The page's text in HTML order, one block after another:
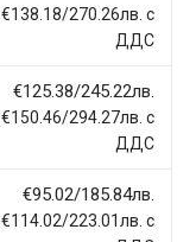
€138.18/270.26лв. с
ДДС
€125.38/245.22лв.
€150.46/294.27лв. с
ДДС
€95.02/185.84лв.
€114.02/223.01лв. с